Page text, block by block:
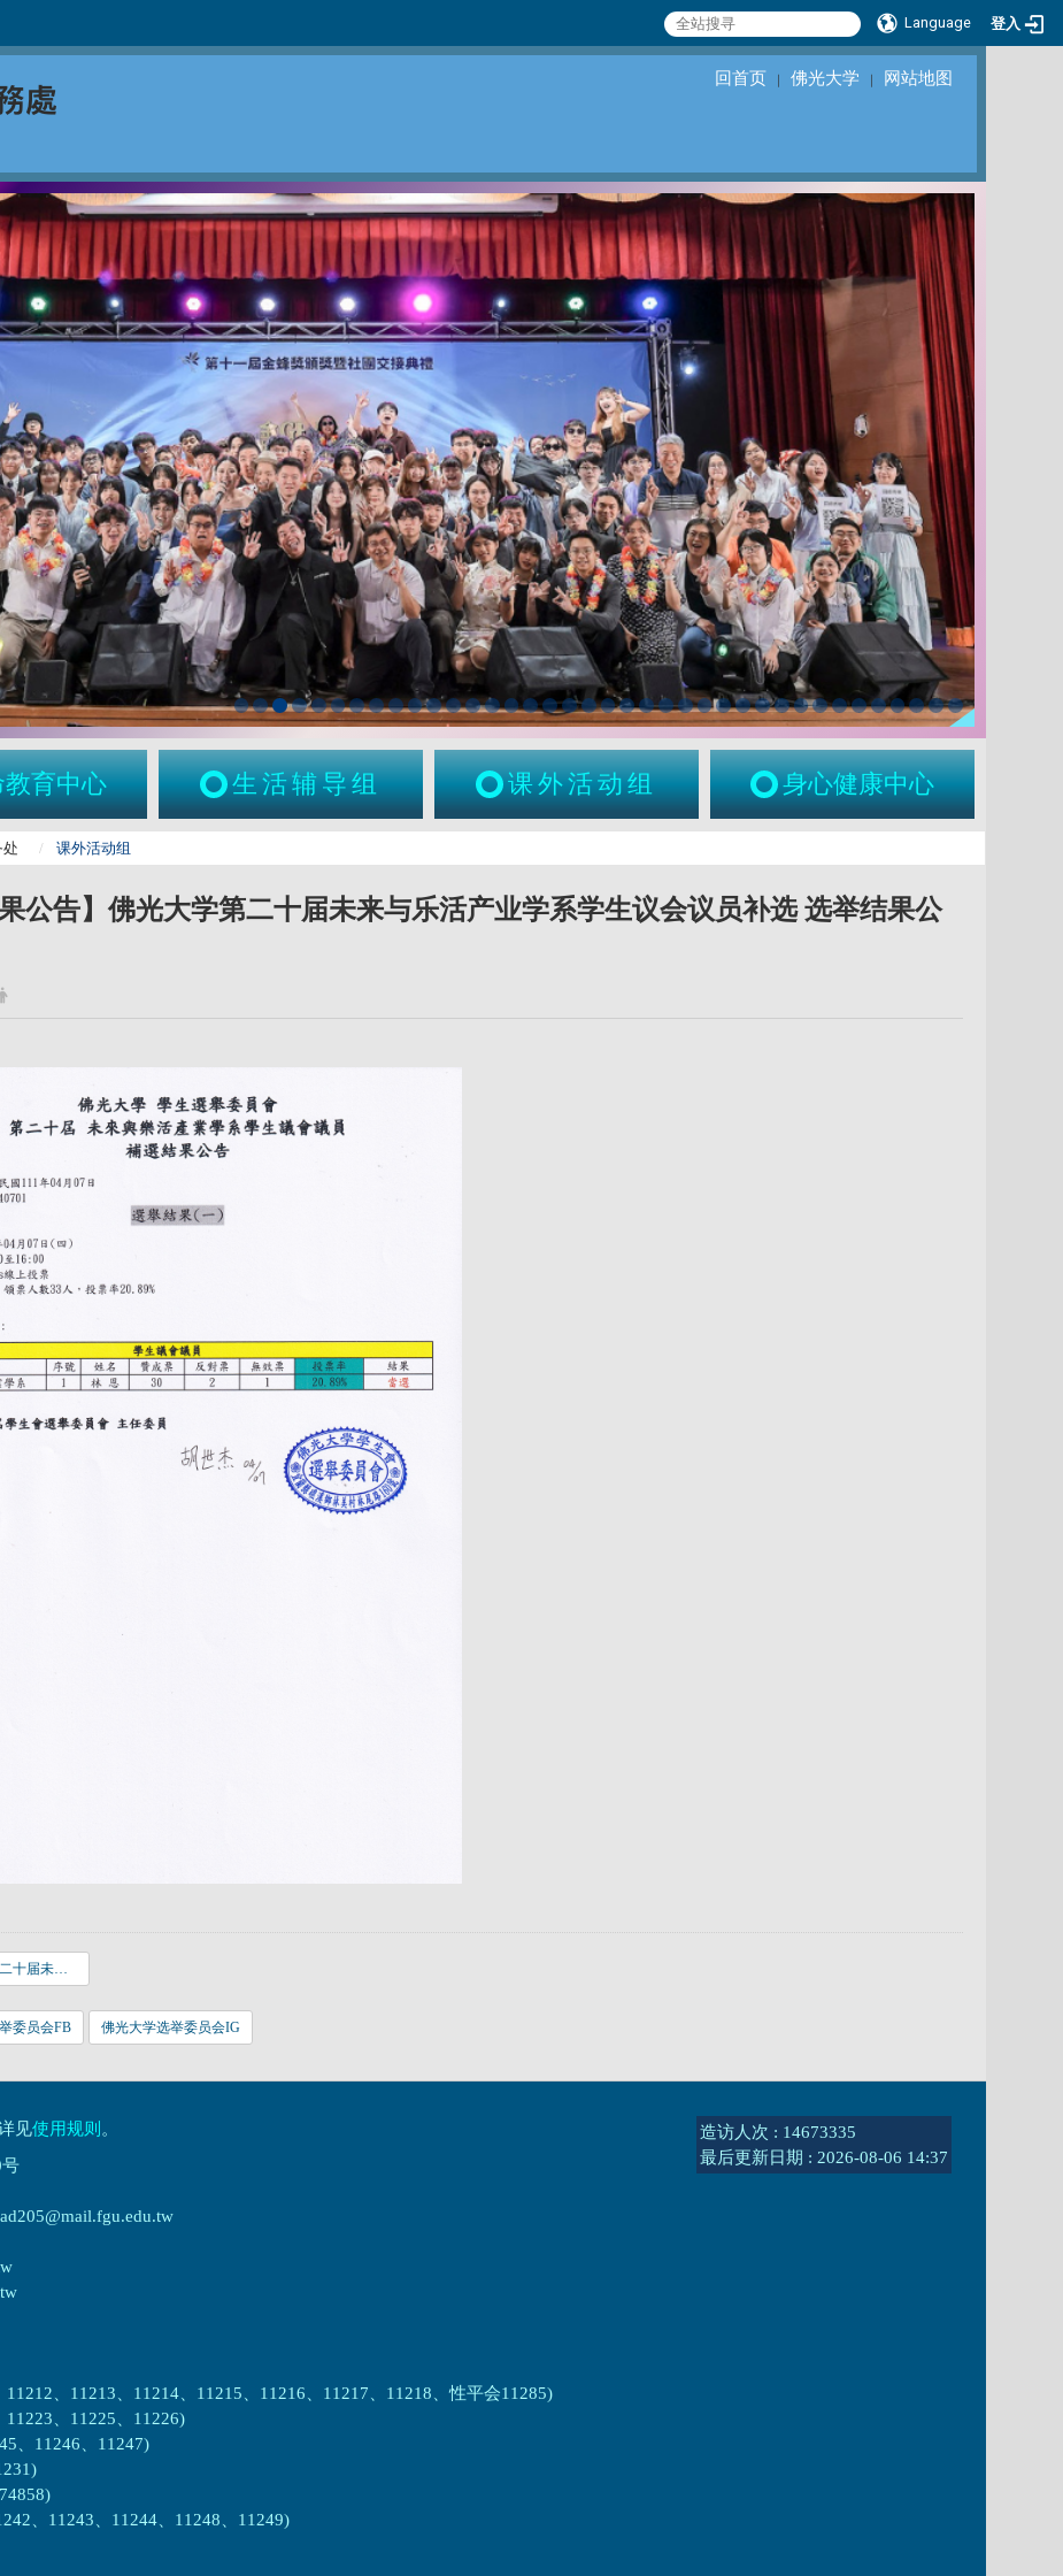
Language 登入
回首页 ｜ 佛光大学 ｜ 网站地图
教育中心 生活辅导组 课外活动组 身心健康中心
处 课外活动组
果公告】佛光大学第二十届未来与乐活产业学系学生议会议员补选 选举结果公
佛光大学第二十届未来与乐活产业学系学生议会议员补选公告_20220407_0001.pdf
委员会FB 佛光大学选举委员会IG
见使用规则 。
、11213、11214、11215、11216、11217、11218、性平会11285)
、11225、11226)
、11246、11247)
、11243、11244、11248、11249)
造访人次 : 14673335
最后更新日期 : 2026-08-06 14:37